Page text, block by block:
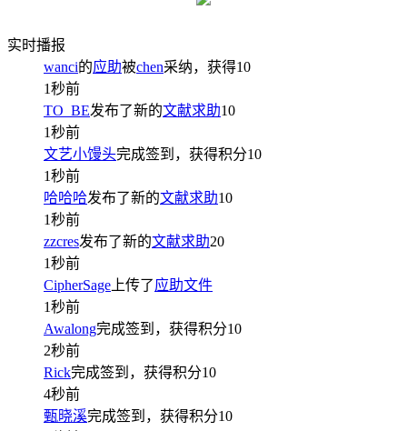
实时播报
wanci的应助被chen采纳，获得10
1秒前
TO_BE发布了新的文献求助10
1秒前
文艺小馒头完成签到，获得积分10
1秒前
哈哈哈发布了新的文献求助10
1秒前
zzcres发布了新的文献求助20
1秒前
CipherSage 上传了应助文件
1秒前
Awalong完成签到，获得积分10
2秒前
Rick完成签到，获得积分10
4秒前
甄晓溪完成签到，获得积分10